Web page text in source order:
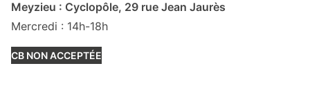
Meyzieu : Cyclopôle, 29 rue Jean Jaurès
Mercredi : 14h-18h
CB NON ACCEPTÉE